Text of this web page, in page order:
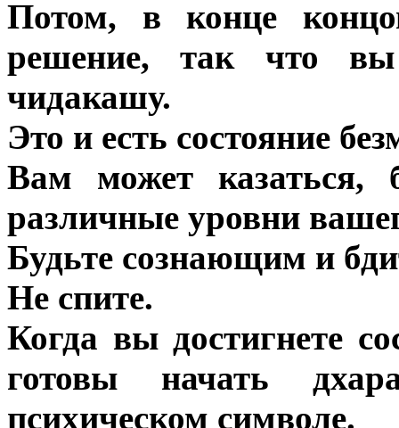
Потом, в конце
решение, так что вы
чидакашу.
Это и есть состояние
Вам может казаться,
различные уровни
Будьте сознающим и
Не спите.
Когда вы достигнете
готовы начать
психическом символе.